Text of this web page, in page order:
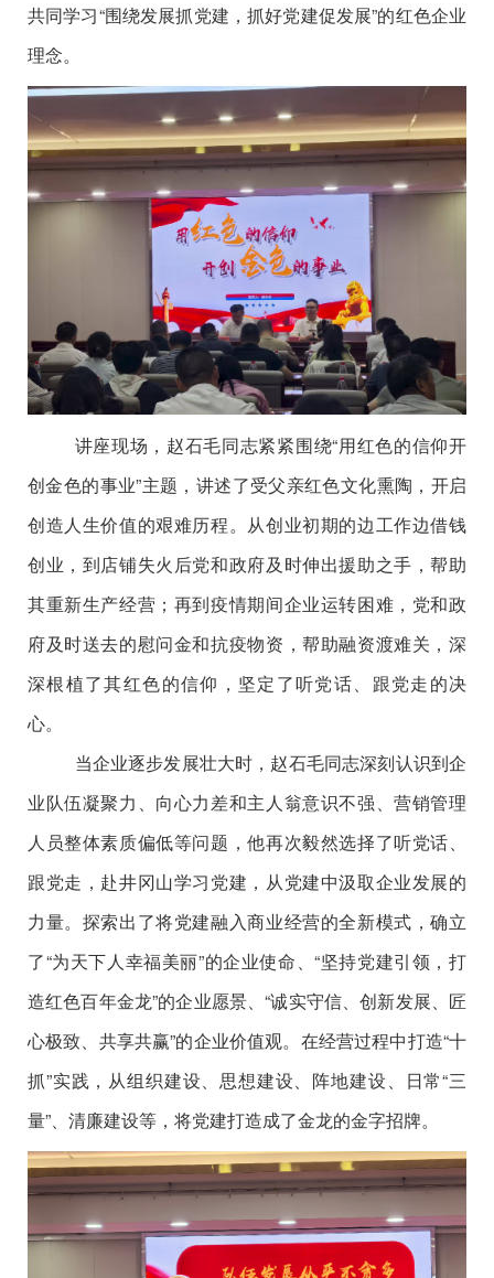
共同学习“围绕发展抓党建，抓好党建促发展”的红色企业
理念。
讲座现场，赵石毛同志紧紧围绕“用红色的信仰开
创金色的事业”主题，讲述了受父亲红色文化熏陶，开启
创造人生价值的艰难历程。从创业初期的边工作边借钱
创业，到店铺失火后党和政府及时伸出援助之手，帮助
其重新生产经营；再到疫情期间企业运转困难，党和政
府及时送去的慰问金和抗疫物资，帮助融资渡难关，深
深根植了其红色的信仰，坚定了听党话、跟党走的决
心。
当企业逐步发展壮大时，赵石毛同志深刻认识到企
业队伍凝聚力、向心力差和主人翁意识不强、营销管理
人员整体素质偏低等问题，他再次毅然选择了听党话、
跟党走，赴井冈山学习党建，从党建中汲取企业发展的
力量。探索出了将党建融入商业经营的全新模式，确立
了“为天下人幸福美丽”的企业使命、“坚持党建引领，打
造红色百年金龙”的企业愿景、“诚实守信、创新发展、匠
心极致、共享共赢”的企业价值观。在经营过程中打造“十
抓”实践，从组织建设、思想建设、阵地建设、日常“三
量”、清廉建设等，将党建打造成了金龙的金字招牌。